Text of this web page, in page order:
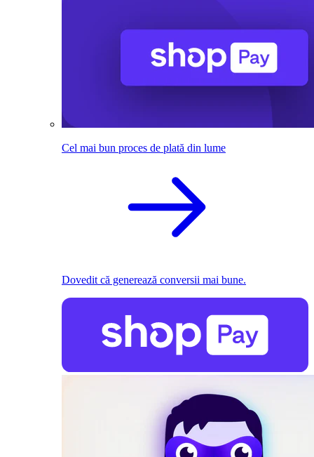
Cel mai bun proces de plată din lume
Dovedit că generează conversii mai bune.